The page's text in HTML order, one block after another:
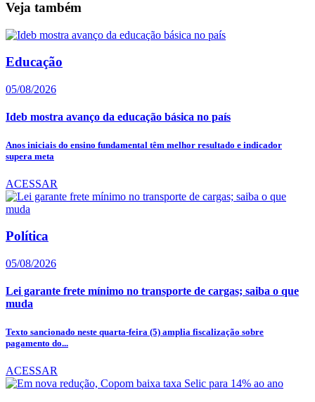
Veja também
Educação
05/08/2026
Ideb mostra avanço da educação básica no país
Anos iniciais do ensino fundamental têm melhor resultado e indicador
supera meta
ACESSAR
Política
05/08/2026
Lei garante frete mínimo no transporte de cargas; saiba o que
muda
Texto sancionado neste quarta-feira (5) amplia fiscalização sobre
pagamento do...
ACESSAR